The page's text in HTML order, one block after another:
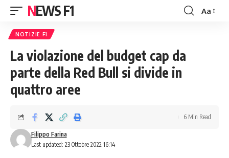
NEWS F1
Font
Aa
NOTIZIE F1
La violazione del budget cap da
parte della Red Bull si divide in
quattro aree
Last updated: 23 Ottobre 2022 16:14
Filippo Farina
6 Min Read